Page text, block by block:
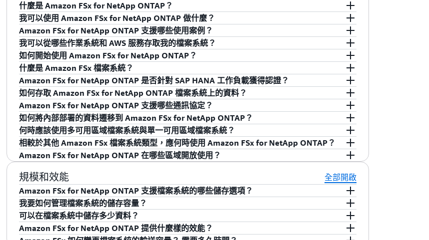
什麼是 Amazon FSx for NetApp ONTAP？
Amazon FSx for NetApp ONTAP 是一種儲存服務，可讓客戶在雲端中啟動和執行全受管 ONTAP
檔案系統。ONTAP 是 NetApp 的檔案系統技術，可提供廣泛採用的資料存取和資料管理功能。
Amazon FSx for NetApp ONTAP 提供內部部署 NetApp 檔案系統類似的功能、效能和 API，以及
全受管 AWS 服務的敏捷性、可擴展性和簡易性。
我可以使用 Amazon FSx for NetApp ONTAP 做什麼？
Amazon FSx for NetApp ONTAP 提供簡單、可擴展且功能豐富的共用檔案儲存，您可從 AWS 或
內部部署中執行的幾乎任何用戶端或工作站存取。使用此服務，您只需點擊幾下即可輕鬆啟動和
執行共用檔案儲存，並利用 ONTAP 廣泛使用的資料存取和資料管理功能。
如果您要在 AWS 中建置雲端原生應用程式，Amazon FSx for NetApp ONTAP 可提供簡單、可擴
展、高效能且功能豐富的檔案儲存，讓您輕鬆建置、測試和執行雲端原生應用程式。它提供強大
的功能，例如透過 NFS、SMB 和 iSCSI 通訊協定對資料的多通訊協定存取、即時資料複製、跨區
域複寫以及服務品質功能，讓您可以快速輕鬆地實驗並最佳化應用程式使用資料的方式。
如果您現在要將應用程式資料儲存在網路附接儲存裝置 (NAS) 內部部署中，使用 Amazon FSx
for NetApp ONTAP，您可以將資料遷移至 AWS，並享受在 AWS 中執行應用程式的靈活性、可擴
展性、彈性和安全性，而無需放棄任何您已習慣的 NAS 功能。
Amazon FSx for NetApp ONTAP 也支援 AWS 與內部部署之間的混合工作負載。您可以將內部部
署檔案伺服器的資料備份、封存或複寫到 Amazon FSx for NetApp ONTAP，以簡化業務連續
性，並滿足資料保留和災難復原需求。如果您在內部部署 NetApp 檔案系統中有想存取或從 AWS
以較低延遲處理的資料，您也可以使用 NetApp FlexCache 將 Amazon FSx for NetApp ONTAP 設
定為內部部署資料的雲端內快取。當作快取使用時，Amazon FSx 可提供 AWS 運算執行個體對
Amazon FSx for NetApp ONTAP 支援哪些使用案例？
Amazon FSx for NetApp ONTAP 的設計目的是支援各種 Linux、Windows 和 macOS 工作負載與
應用程式，包括 IT 和企業營運應用程式、資料庫 (例如 SAP HANA、Oracle DB、Oracle RAC 和
Microsoft SQL Server)、主目錄、巨量資料和分析、Electronic Design Automation (EDA) 以及媒
體處理。
如果您有內部部署資料，可以使用 Amazon FSx for NetApp ONTAP 透過設定您的內部部署檔案
伺服器與 Amazon FSx 之間簡單且安全的備份、封存和複寫，簡化業務持續性。您也可以使用
Amazon FSx for NetApp ONTAP 做為您的內部部署資料在 AWS 上的快取，加速在 AWS 中執行
的雲端高載工作負載。
我可以從哪些作業系統和 AWS 服務存取我的檔案系統？
您可以從在 Amazon EC2、Amazon ECS、Amazon EKS、VMware Cloud on AWS、Red Hat
OpenShift Service on AWS、Amazon WorkSpaces 和 Amazon AppStream 2.0 上執行的 Linux、
Windows 或 macOS 執行個體存取您的資料。您也可以使用 Amazon FSx for NetApp ONTAP 做
為 VMware Cloud on AWS 軟體定義資料中心 (SDDC) 的外部資料儲存。
如何開始使用 Amazon FSx for NetApp ONTAP？
若要使用 Amazon FSx for NetApp ONTAP，您必須擁有 AWS 帳戶。如果您尚未擁有 AWS 帳
戶，可以註冊 AWS 帳戶。
建立 AWS 帳戶後，您就可以透過 AWS 管理主控台、AWS Command Line Interface (AWS CLI) 和
Amazon FSx API (以及各種語言特定的軟體開發套件) 建立檔案系統來開始使用。您也可以使用
NetApp BlueXP 建立檔案系統。
什麼是 Amazon FSx 檔案系統？
檔案系統是 Amazon FSx (也稱為 ONTAP 叢集) 中的主要資源。您可以為檔案系統指定 SSD 儲存
容量和輸送容量，然後選擇要在其中建立檔案系統的 AWS 虛擬私有雲端 (VPC)。每個檔案系統
都有一個系統管理端點，您可以選擇性地使用 ONTAP CLI 或 ONTAP REST API 來管理資料。
Amazon FSx for NetApp ONTAP 是否針對 SAP HANA 工作負載獲得認證？
是，Amazon FSx for NetApp ONTAP 單一可用區域檔案系統已獲得 SAP 認證，可向上擴展 SAP
HANA 工作負載，包括 S/4HANA、Business Suite on HANA、BW/4HANA、Business Warehouse
on HANA，以及 Data Mart Solutions on HANA。使用 FSx for ONTAP，您可以簡化及加速 AWS
中的 SAP HANA 工作負載，方法是利用 ONTAP 的資料管理功能 (例如快照、複製和 SnapMirror
複寫)，輕鬆快速地管理您的 SAP HANA 資料庫。如需詳細資訊，請參閱SAP HANA on AWS 與
Amazon FSx for NetApp ONTAP 文件。
如何存取 Amazon FSx for NetApp ONTAP 檔案系統上的資料？
在 Linux 執行個體中，您可以使用標準 Linux 掛載命令，以及與磁碟區相關聯的 DNS 名稱來存取
資料。在 Windows 執行個體中，使用「映射網路磁碟機」功能將磁碟機代號 (例如，Z:) 映射到
檔案系統上的檔案共享。在 macOS 執行個體中，使用「連線至伺服器」功能來連線至與檔案系
統相關聯的 DNS 名稱。如需掛載命令範例，請參閱Amazon FSx 文件。
Amazon FSx for NetApp ONTAP 支援哪些通訊協定？
Amazon FSx for NetApp ONTAP 支援透過所有版本的網路檔案系統 (NFS) 和伺服器訊息區塊
(SMB) 通訊協定存取共用檔案儲存，並支援對相同資料的多通訊協定存取 (即並行 NFS 和 SMB 存
取)。
Amazon FSx for NetApp ONTAP 還能透過 iSCSI 和 NVMe-over-TCP 通訊協定提供共用區塊儲
存。
如何將內部部署的資料遷移到 Amazon FSx for NetApp ONTAP？
如果您目前使用在 NetApp ONTAP 上建置的檔案儲存，您可以使用 NetApp SnapMirror 快速有
效地透過 AWS Direct Connect 或 VPN 將您的資料和組態複製到 Amazon FSx for NetApp
ONTAP。如果您從非 NetApp 檔案系統遷移，可以使用標準複製工具 (例如，rsync、Robocopy)
或 NetApp CloudSync，將資料遷移至 FSx for ONTAP。
您也可以使用 AWS Snowball 將資料遷移到 AWS，而無需使用 Direct Connect 或 VPN。如需上
述遷移選項的詳細資訊，請參閱遷移至 Amazon FSx for NetApp ONTAP
何時應該使用多可用區域檔案系統與單一可用區域檔案系統？
如果您的應用程式需要在相同 AWS 區域的可用區域之間具備高可用性和耐用性的儲存，則應使
用多可用區域檔案系統。FSx for ONTAP 多可用區域檔案系統為在相同 AWS 區域的可用區域中
需要復原力的工作負載提供簡單的儲存解決方案。單一可用區域檔案系統是針對需要在可用區域
內複寫儲存，但是在可用區域之間不需要彈性的使用案例所建置，例如開發和測試工作負載，或
儲存已在內部部署或其他 AWS 區域中儲存之資料的次要複本。單一可用區域檔案系統針對這些
僅在可用區域內複寫資料的使用案例進行了成本最佳化。
相較於其他 Amazon FSx 檔案系統類型，應何時使用 Amazon FSx for NetApp ONTAP？
請參閱選擇 Amazon FSx 檔案系統頁面，以取得有關 Amazon FSx 檔案儲存服務之間差異的詳細
資訊。
Amazon FSx for NetApp ONTAP 在哪些區域開放使用？
如需了解 Amazon FSx for NetApp ONTAP 在不同區域服務可用性的詳細資訊，請參閱
區域性產
品和服務。
規模和效能
全部開啟
Amazon FSx for NetApp ONTAP 支援檔案系統的哪些儲存選項？
每個 Amazon FSx for NetApp ONTAP 檔案系統都有兩個儲存層：主要儲存和容量集區儲存。主
要儲存裝置是佈建的高效能 SSD 儲存裝置，專為資料集的作用中部分打造。容量集區儲存是具
有完全彈性的儲存層，可擴展至 PB 級大小，並針對不常存取的資料進行成本最佳化。Amazon
我要如何管理檔案系統的儲存容量？
容量集區儲存是完全彈性的儲存層，會隨著您將資料分層自動擴增和縮小，為隨著時間推移增加
的資料集部分提供彈性儲存。您不需要為檔案系統容量集區中的資料佈建儲存。
可以在檔案系統中儲存多少資料？
您可以在單一檔案系統中儲存的資料量幾乎沒有限制。
Amazon FSx for NetApp ONTAP 提供什麼樣的效能？